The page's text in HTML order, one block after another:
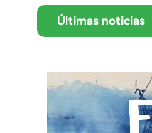
Últimas noticias
una campaña de insultos